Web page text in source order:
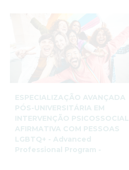
ESPECIALIZAÇÃO AVANÇADA
PÓS-UNIVERSITÁRIA EM
INTERVENÇÃO PSICOSSOCIAL
AFIRMATIVA COM PESSOAS
LGBTQ+ - Advanced
Professional Program -